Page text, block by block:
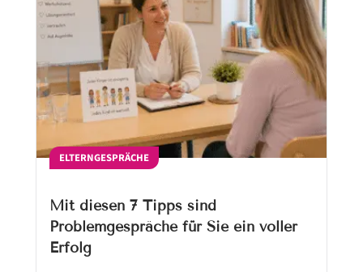
ELTERNGESPRÄCHE
Mit diesen 7 Tipps sind
Problemgespräche für Sie ein voller
Erfolg